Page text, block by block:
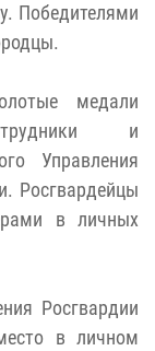
Победителями
медали
и
Управления
Росгвардейцы
в личных
Росгвардии
в личном